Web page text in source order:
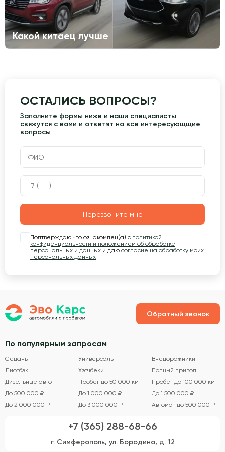
Какой китаец лучше
ОСТАЛИСЬ ВОПРОСЫ?
Заполните формы ниже и наши специалисты
свяжутся с вами и ответят на все интересующщие
вопросы
Перезвоните мне
Подтверждаю что ознакомлен(а) с политикой
конфиденциальности и положением об обработке
персональных и данных и даю согласие на обработку моих
персональных данных
Обратный звонок
По популярным запросам
Седаны Универсалы
Внедорожники
Лифтбэк
Хэтчбеки
Полный привод
Дизельные авто
Пробег до 50 000 км
Пробег до 100 000 км
До 500 000 ₽
До 1 000 000 ₽
До 1 500 000 ₽
До 2 000 000 ₽
До 3 000 000 ₽ Автомат до 500 000 ₽
+7 (365) 288-68-66
г. Симферополь, ул. Бородина, д. 12